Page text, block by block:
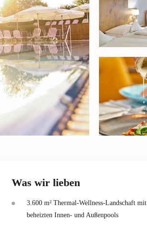
Was wir lieben
3.600 m² Thermal-Wellness-Landschaft mit
beheizten Innen- und Außenpools